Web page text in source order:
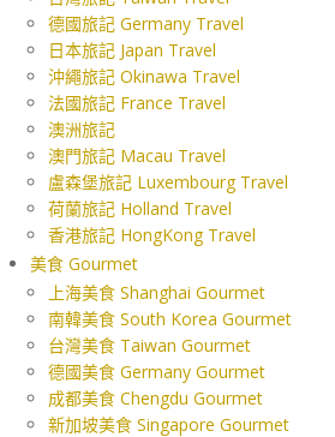
德國旅記 Germany Travel
日本旅記 Japan Travel
沖繩旅記 Okinawa Travel
法國旅記 France Travel
澳洲旅記
澳門旅記 Macau Travel
盧森堡旅記 Luxembourg Travel
荷蘭旅記 Holland Travel
香港旅記 HongKong Travel
美食 Gourmet
上海美食 Shanghai Gourmet
南韓美食 South Korea Gourmet
台灣美食 Taiwan Gourmet
德國美食 Germany Gourmet
成都美食 Chengdu Gourmet
新加坡美食 Singapore Gourmet